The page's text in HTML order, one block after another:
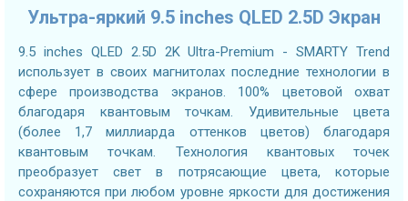
Ультра-яркий 9.5 inches QLED 2.5D Экран
9.5 inches QLED 2.5D 2K Ultra-Premium - SMARTY Trend
использует в своих магнитолах последние технологии в
сфере производства экранов. 100% цветовой охват
благодаря квантовым точкам. Удивительные цвета
(более 1,7 миллиарда оттенков цветов) благодаря
квантовым точкам. Технология квантовых точек
преобразует свет в потрясающие цвета, которые
сохраняются при любом уровне яркости для достижения